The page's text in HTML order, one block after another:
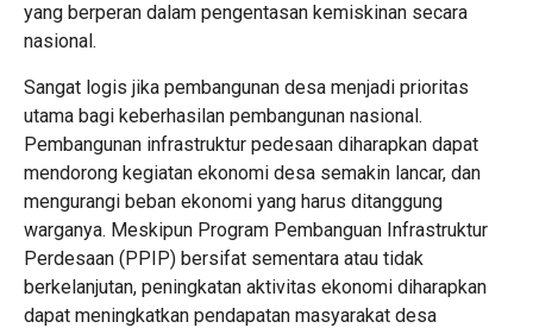
yang berperan dalam pengentasan kemiskinan secara
nasional.
Sangat logis jika pembangunan desa menjadi prioritas
utama bagi keberhasilan pembangunan nasional.
Pembangunan infrastruktur pedesaan diharapkan dapat
mendorong kegiatan ekonomi desa semakin lancar, dan
mengurangi beban ekonomi yang harus ditanggung
warganya. Meskipun Program Pembanguan Infrastruktur
Perdesaan (PPIP) bersifat sementara atau tidak
berkelanjutan, peningkatan aktivitas ekonomi diharapkan
dapat meningkatkan pendapatan masyarakat desa